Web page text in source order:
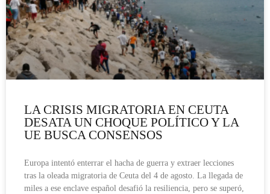
LA CRISIS MIGRATORIA EN CEUTA
DESATA UN CHOQUE POLÍTICO Y LA
UE BUSCA CONSENSOS
Europa intentó enterrar el hacha de guerra y extraer lecciones
tras la oleada migratoria de Ceuta del 4 de agosto. La llegada de
miles a ese enclave español desafió la resiliencia, pero se superó,